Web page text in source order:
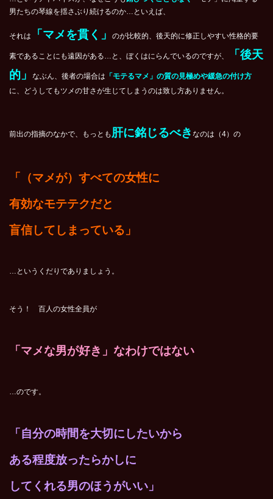
男たちの琴線を揺さぶり続けるのか…といえば、
それは 「マメを貫く」 のが比較的、後天的に修正しやすい性格的要
素であることにも遠因がある…と、ぼくはにらんでいるのですが、
「後天
的」
なぶん、後者の場合は 「モテるマメ」の質の見極めや緩急の付け方
に、どうしてもツメの甘さが生じてしまうのは致し方ありません。
前出の指摘のなかで、もっとも 肝に銘じるべき なのは（4）の
「 （マメが）すべての女性に
有効なモテテクだと
盲信してしまっている 」
…というくだりでありましょう。
そう！ 百人の女性全員が
「マメな男が好き」なわけではない
…のです。
「自分の時間を大切にしたいから
ある程度放ったらかしに
してくれる男のほうがいい」